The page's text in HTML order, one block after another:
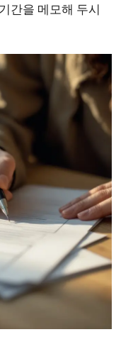
간을 메모해 두시